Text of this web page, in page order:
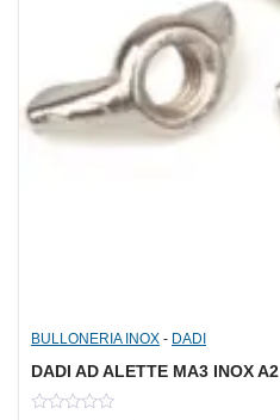
BULLONERIA INOX - DADI
DADI AD ALETTE MA3 INOX A2